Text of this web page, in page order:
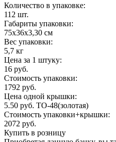
Количество в упаковке:
112 шт.
Габариты упаковки:
75х36х3,30 см
Вес упаковки:
5,7 кг
Цена за 1 штуку:
16 руб.
Стоимость упаковки:
1792 руб.
Цена одной крышки:
5.50 руб. ТО-48(золотая)
Стоимость упаковки+крышки:
2072 руб.
Купить в розницу